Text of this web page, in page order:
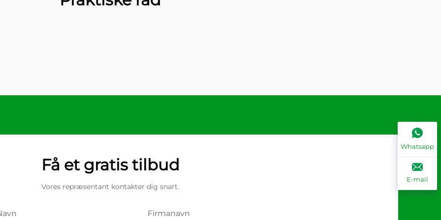
Få et gratis tilbud
Vores repræsentant kontakter dig snart.
Firmanavn
Whatsapp
E-mail